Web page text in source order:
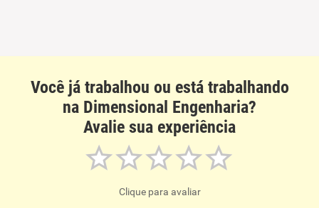
Você já trabalhou ou está trabalhando
na Dimensional Engenharia?
Avalie sua experiência
Clique para avaliar